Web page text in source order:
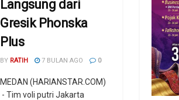
Langsung dari
Gresik Phonska
Plus
BY RATIH 7 BULAN AGO 0
MEDAN (HARIANSTAR.COM)
- Tim voli putri Jakarta